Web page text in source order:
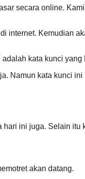
secara online.
internet. Kemudian
kata kunci
Namun kata kunci
ini juga. Selain
akan datang.